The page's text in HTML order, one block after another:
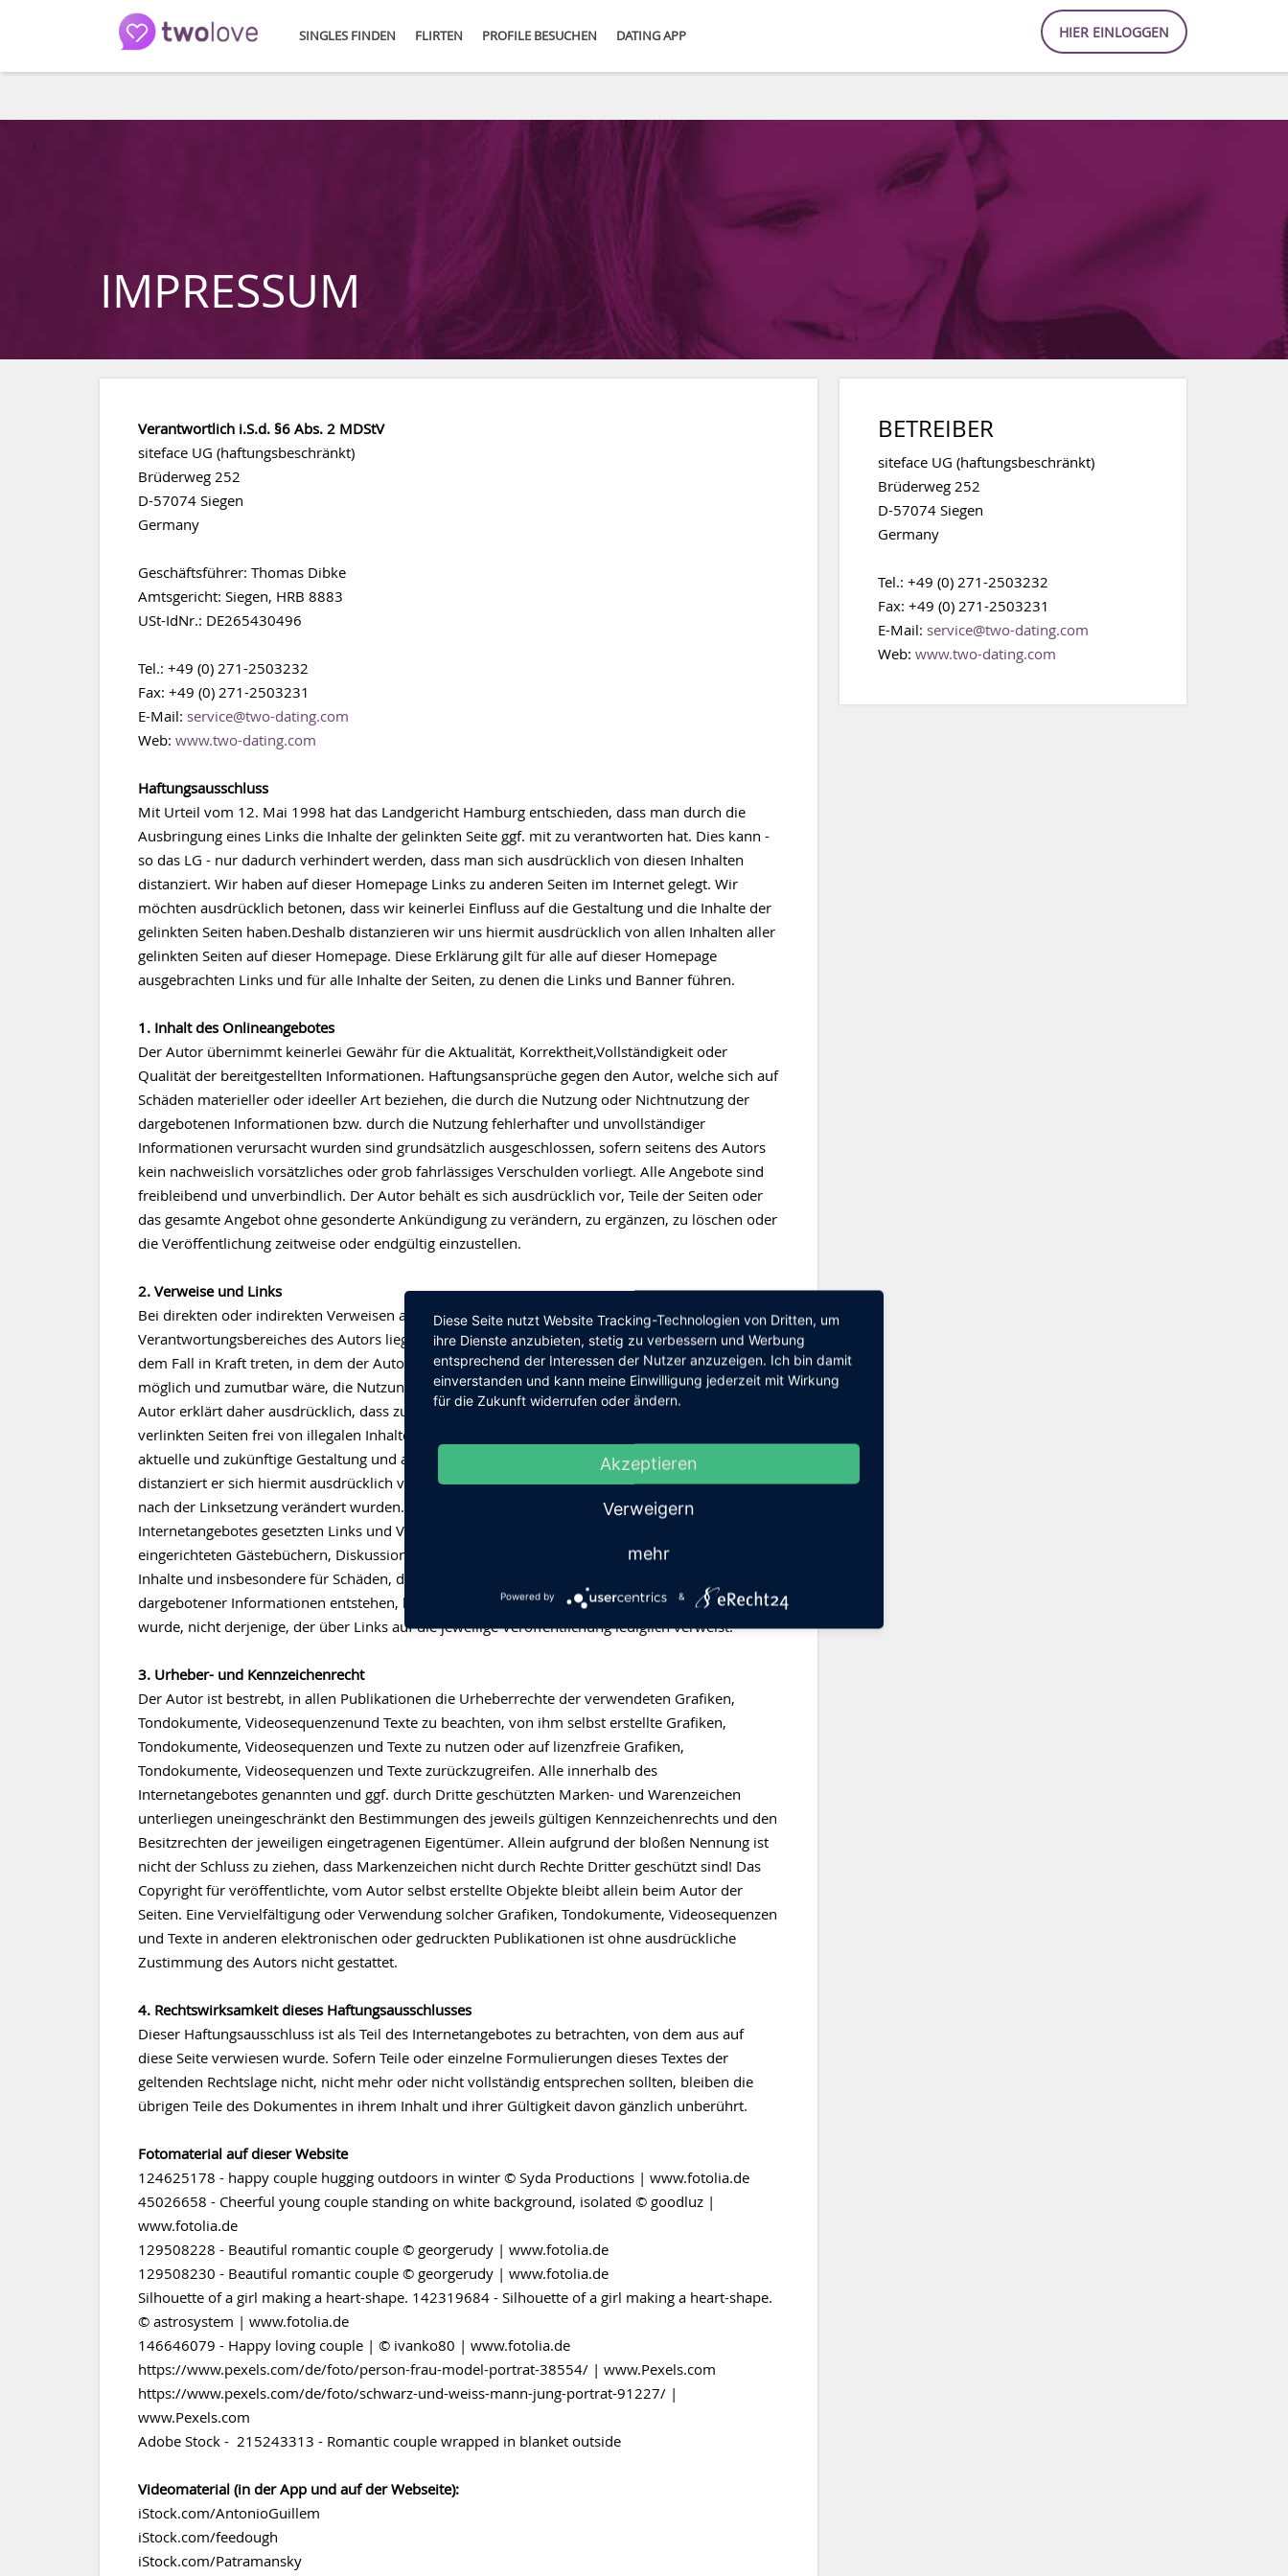
SINGLES FINDEN FLIRTEN PROFILE BESUCHEN DATING APP HIER EINLOGGEN
IMPRESSUM
Verantwortlich i.S.d. §6 Abs. 2 MDStV
siteface UG (haftungsbeschränkt)
Brüderweg 252
D-57074 Siegen
Germany
Geschäftsführer: Thomas Dibke
Amtsgericht: Siegen, HRB 8883
USt-IdNr.: DE265430496
Tel.: +49 (0) 271-2503232
Fax: +49 (0) 271-2503231
E-Mail: service@two-dating.com
Web: www.two-dating.com
Haftungsausschluss
Mit Urteil vom 12. Mai 1998 hat das Landgericht Hamburg entschieden, dass man durch die
Ausbringung eines Links die Inhalte der gelinkten Seite ggf. mit zu verantworten hat. Dies kann -
so das LG - nur dadurch verhindert werden, dass man sich ausdrücklich von diesen Inhalten
distanziert. Wir haben auf dieser Homepage Links zu anderen Seiten im Internet gelegt. Wir
möchten ausdrücklich betonen, dass wir keinerlei Einfluss auf die Gestaltung und die Inhalte der
gelinkten Seiten haben.Deshalb distanzieren wir uns hiermit ausdrücklich von allen Inhalten aller
gelinkten Seiten auf dieser Homepage. Diese Erklärung gilt für alle auf dieser Homepage
ausgebrachten Links und für alle Inhalte der Seiten, zu denen die Links und Banner führen.
1. Inhalt des Onlineangebotes
Der Autor übernimmt keinerlei Gewähr für die Aktualität, Korrektheit,Vollständigkeit oder
Qualität der bereitgestellten Informationen. Haftungsansprüche gegen den Autor, welche sich auf
Schäden materieller oder ideeller Art beziehen, die durch die Nutzung oder Nichtnutzung der
dargebotenen Informationen bzw. durch die Nutzung fehlerhafter und unvollständiger
Informationen verursacht wurden sind grundsätzlich ausgeschlossen, sofern seitens des Autors
kein nachweislich vorsätzliches oder grob fahrlässiges Verschulden vorliegt. Alle Angebote sind
freibleibend und unverbindlich. Der Autor behält es sich ausdrücklich vor, Teile der Seiten oder
das gesamte Angebot ohne gesonderte Ankündigung zu verändern, zu ergänzen, zu löschen oder
die Veröffentlichung zeitweise oder endgültig einzustellen.
2. Verweise und Links
Bei direkten oder indirekten Verweisen auf fremde Internetseiten, die außerhalb des
Verantwortungsbereiches des Autors liegen, würde eine Haftungsverpflichtung ausschließlich in
dem Fall in Kraft treten, in dem der Autor von den Inhalten Kenntnis hat und es ihm technisch
möglich und zumutbar wäre, die Nutzung im Falle rechtswidriger Inhalte zu verhindern. Der
Autor erklärt daher ausdrücklich, dass zum Zeitpunkt der Linksetzung die entsprechenden
verlinkten Seiten frei von illegalen Inhalten waren. Der Autor hat keinerlei Einfluss auf die
aktuelle und zukünftige Gestaltung und auf die Inhalte der gelinkten/verknüpften Seiten. Deshalb
distanziert er sich hiermit ausdrücklich von allen Inhalten aller gelinkten /verknüpften Seiten, die
nach der Linksetzung verändert wurden. Diese Feststellung gilt für alle innerhalb des eigenen
Internetangebotes gesetzten Links und Verweise sowie für Fremdeinträge in vom Autor
eingerichteten Gästebüchern, Diskussionsforen und Mailinglisten. Für illegale, fehlerhafte oder
Inhalte und insbesondere für Schäden, die aus der Nutzung oder Nichtnutzung solcherart
dargebotener Informationen entstehen, haftet allein der Anbieter der Seite, auf welche verwiesen
wurde, nicht derjenige, der über Links auf die jeweilige Veröffentlichung lediglich verweist.
3. Urheber- und Kennzeichenrecht
Der Autor ist bestrebt, in allen Publikationen die Urheberrechte der verwendeten Grafiken,
Tondokumente, Videosequenzenund Texte zu beachten, von ihm selbst erstellte Grafiken,
Tondokumente, Videosequenzen und Texte zu nutzen oder auf lizenzfreie Grafiken,
Tondokumente, Videosequenzen und Texte zurückzugreifen. Alle innerhalb des
Internetangebotes genannten und ggf. durch Dritte geschützten Marken- und Warenzeichen
unterliegen uneingeschränkt den Bestimmungen des jeweils gültigen Kennzeichenrechts und den
Besitzrechten der jeweiligen eingetragenen Eigentümer. Allein aufgrund der bloßen Nennung ist
nicht der Schluss zu ziehen, dass Markenzeichen nicht durch Rechte Dritter geschützt sind! Das
Copyright für veröffentlichte, vom Autor selbst erstellte Objekte bleibt allein beim Autor der
Seiten. Eine Vervielfältigung oder Verwendung solcher Grafiken, Tondokumente, Videosequenzen
und Texte in anderen elektronischen oder gedruckten Publikationen ist ohne ausdrückliche
Zustimmung des Autors nicht gestattet.
4. Rechtswirksamkeit dieses Haftungsausschlusses
Dieser Haftungsausschluss ist als Teil des Internetangebotes zu betrachten, von dem aus auf
diese Seite verwiesen wurde. Sofern Teile oder einzelne Formulierungen dieses Textes der
geltenden Rechtslage nicht, nicht mehr oder nicht vollständig entsprechen sollten, bleiben die
übrigen Teile des Dokumentes in ihrem Inhalt und ihrer Gültigkeit davon gänzlich unberührt.
Fotomaterial auf dieser Website
124625178 - happy couple hugging outdoors in winter © Syda Productions | www.fotolia.de
45026658 - Cheerful young couple standing on white background, isolated © goodluz |
www.fotolia.de
129508228 - Beautiful romantic couple © georgerudy | www.fotolia.de
129508230 - Beautiful romantic couple © georgerudy | www.fotolia.de
Silhouette of a girl making a heart-shape. 142319684 - Silhouette of a girl making a heart-shape.
© astrosystem | www.fotolia.de
146646079 - Happy loving couple | © ivanko80 | www.fotolia.de
https://www.pexels.com/de/foto/person-frau-model-portrat-38554/ | www.Pexels.com
https://www.pexels.com/de/foto/schwarz-und-weiss-mann-jung-portrat-91227/ |
www.Pexels.com
Adobe Stock - 215243313 - Romantic couple wrapped in blanket outside
Videomaterial (in der App und auf der Webseite):
iStock.com/AntonioGuillem
iStock.com/feedough
iStock.com/Patramansky
BETREIBER
siteface UG (haftungsbeschränkt)
Brüderweg 252
D-57074 Siegen
Germany
Tel.: +49 (0) 271-2503232
Fax: +49 (0) 271-2503231
E-Mail: service@two-dating.com
Web: www.two-dating.com
Diese Seite nutzt Website Tracking-Technologien von Dritten, um
ihre Dienste anzubieten, stetig zu verbessern und Werbung
entsprechend der Interessen der Nutzer anzuzeigen. Ich bin damit
einverstanden und kann meine Einwilligung jederzeit mit Wirkung
für die Zukunft widerrufen oder ändern.
Akzeptieren
Verweigern
mehr
Powered by &